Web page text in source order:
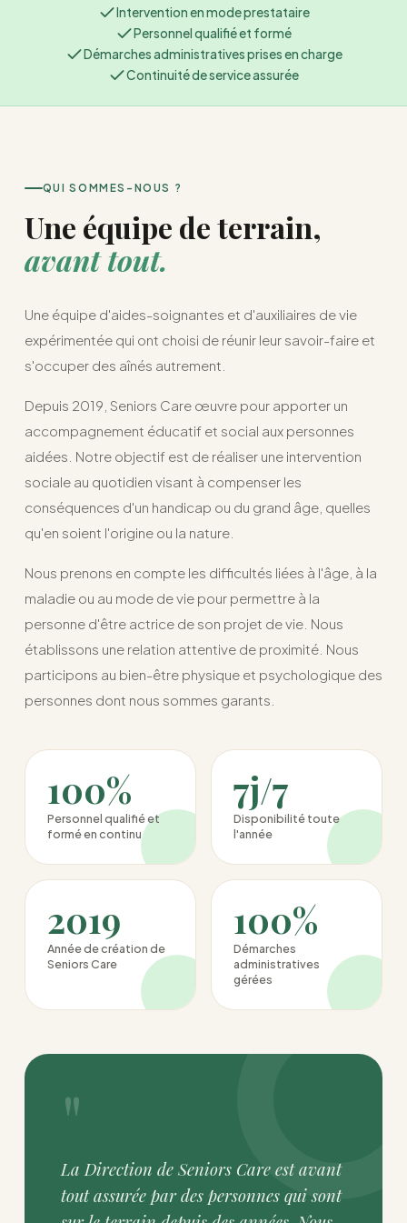
Intervention en mode prestataire
Personnel qualifié et formé
Démarches administratives prises en charge
Continuité de service assurée
QUI SOMMES-NOUS ?
Une équipe de terrain,
avant tout.
Une équipe d'aides-soignantes et d'auxiliaires de vie
expérimentée qui ont choisi de réunir leur savoir-faire et
s'occuper des aînés autrement.
Depuis 2019, Seniors Care œuvre pour apporter un
accompagnement éducatif et social aux personnes
aidées. Notre objectif est de réaliser une intervention
sociale au quotidien visant à compenser les
conséquences d'un handicap ou du grand âge, quelles
qu'en soient l'origine ou la nature.
Nous prenons en compte les difficultés liées à l'âge, à la
maladie ou au mode de vie pour permettre à la
personne d'être actrice de son projet de vie. Nous
établissons une relation attentive de proximité. Nous
participons au bien-être physique et psychologique des
personnes dont nous sommes garants.
100%
Personnel qualifié et
formé en continu
7j/7
Disponibilité toute
l'année
2019
Année de création de
Seniors Care
100%
Démarches
administratives
gérées
"
La Direction de Seniors Care est avant
tout assurée par des personnes qui sont